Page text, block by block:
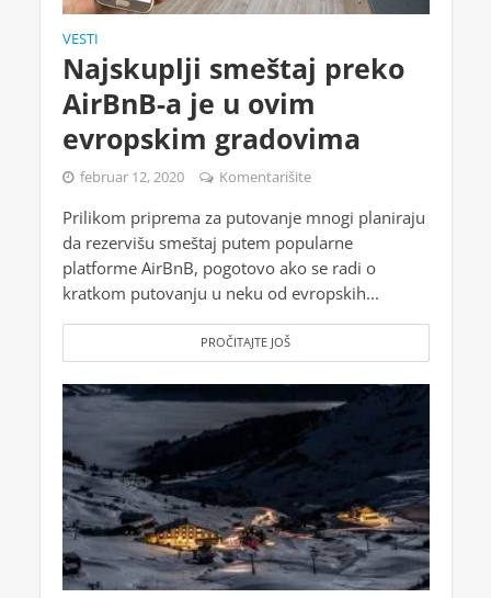
VESTI
Najskuplji smeštaj preko
AirBnB-a je u ovim
evropskim gradovima
februar 12, 2020 Komentarišite
Prilikom priprema za putovanje mnogi planiraju
da rezervišu smeštaj putem popularne
platforme AirBnB, pogotovo ako se radi o
kratkom putovanju u neku od evropskih...
PROČITAJTE JOŠ